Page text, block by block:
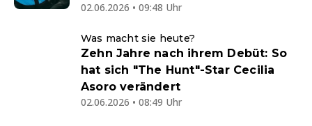
02.06.2026 • 09:48 Uhr
Was macht sie heute?
Zehn Jahre nach ihrem Debüt: So
hat sich "The Hunt"-Star Cecilia
Asoro verändert
02.06.2026 • 08:49 Uhr